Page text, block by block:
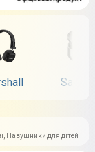
Навушники для дітей